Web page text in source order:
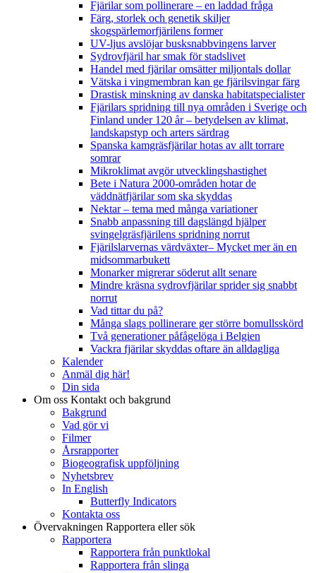
Fjärilar som pollinerare – en laddad fråga
Färg, storlek och genetik skiljer
skogspärlemorfjärilens former
UV-ljus avslöjar busksnabbvingens larver
Sydrovfjäril har smak för stadslivet
Handel med fjärilar omsätter miljontals dollar
Vätska i vingmembran kan ge fjärilsvingar färg
Drastisk minskning av danska habitatspecialister
Fjärilars spridning till nya områden i Sverige och
Finland under 120 år– betydelsen av klimat,
landskapstyp och arters särdrag
Spanska kamgräsfjärilar hotas av allt torrare
somrar
Mikroklimat avgör utvecklingshastighet
Bete i Natura 2000-områden hotar de
väddnätfjärilar som ska skyddas
Nektar – tema med många variationer
Snabb anpassning till dagslängd hjälper
svingelgräsfjärilens spridning norrut
Fjärilslarvernas värdväxter– Mycket mer än en
midsommarbukett
Monarker migrerar söderut allt senare
Mindre kräsna sydrovfjärilar sprider sig snabbt
norrut
Vad tittar du på?
Många slags pollinerare ger större bomullsskörd
Två generationer påfågelöga i Belgien
Vackra fjärilar skyddas oftare än alldagliga
Kalender
Anmäl dig här!
Din sida
Om oss Kontakt och bakgrund
Bakgrund
Vad gör vi
Filmer
Årsrapporter
Biogeografisk uppföljning
Nyhetsbrev
In English
Butterfly Indicators
Kontakta oss
Övervakningen Rapportera eller sök
Rapportera
Rapportera från punktlokal
Rapportera från slinga